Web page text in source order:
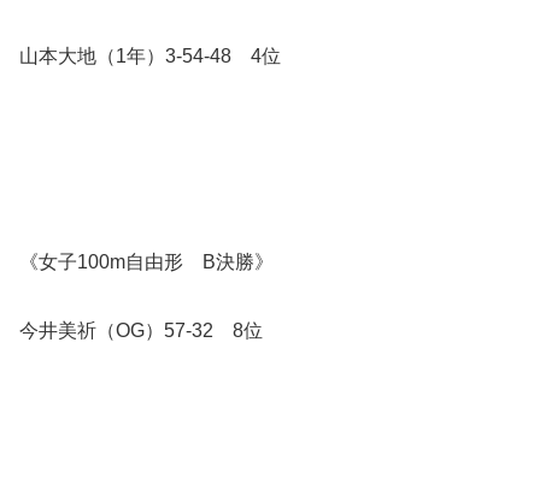
山本大地（1年）3-54-48 4位
《女子100m自由形 B決勝》
今井美祈（OG）57-32 8位